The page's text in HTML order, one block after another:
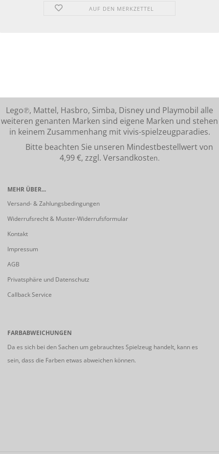
AUF DEN MERKZETTEL
Lego℗, Mattel, Hasbro, Simba, Disney und Playmobil alle
weiteren genanten Marken sind eigene Marken und stehen
in keinem Zusammenhang mit vivis-spielzeugparadies.
Bitte beachten Sie unseren Mindestbestellwert von
4,99 €, zzgl. Versandkosten.
MEHR ÜBER...
Versand- & Zahlungsbedingungen
Widerrufsrecht & Muster-Widerrufsformular
Kontakt
Impressum
AGB
Privatsphäre und Datenschutz
Callback Service
FARBABWEICHUNGEN
Da es sich bei den Sachen um gebrauchtes Spielzeug handelt, kann es
sein, dass die Farben etwas abweichen können.